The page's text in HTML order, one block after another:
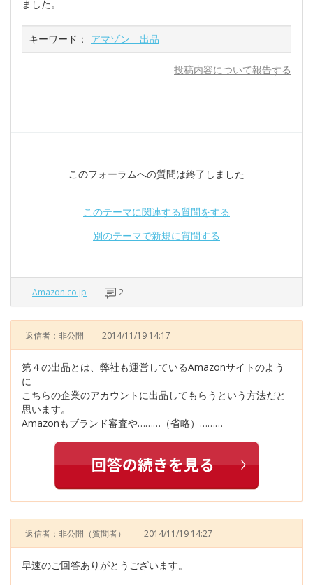
ました。
キーワード： アマゾン 出品
投稿内容について報告する
このフォーラムへの質問は終了しました
このテーマに関連する質問をする
別のテーマで新規に質問する
Amazon.co.jp 2
返信者：非公開 2014/11/19 14:17
第４の出品とは、弊社も運営しているAmazonサイトのよう
に
こちらの企業のアカウントに出品してもらうという方法だと
思います。
Amazonもブランド審査や………（省略）………
返信者：非公開 （質問者） 2014/11/19 14:27
早速のご回答ありがとうございます。